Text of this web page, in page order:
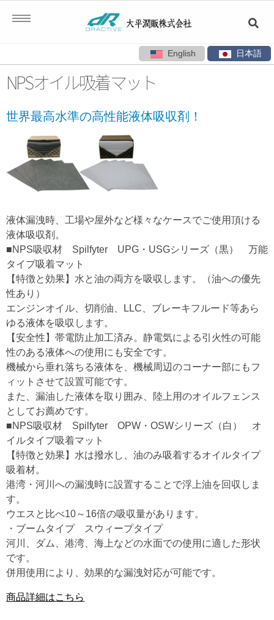
English 日本語
ン
キ
NPSオイル吸着マット
世界最高水準の高性能液体吸収剤！
液体漏洩時、工場や屋外など様々なケースでご使用頂ける
液体吸収剤。
■NPS吸収材 Spilfyter UPG・USGシリーズ（黒） 万能
タイプ吸着マット
【特徴と効果】水と油の両方を吸収します。（油への優先
性あり）
エンジンオイル、切削油、LLC、ブレーキフルード等あら
ゆる液体を吸収します。
【安全性】帯電防止加工済み。静電気による引火性の可能
性のある液体への使用にも安全です。
機械から垂れ落ちる液体を、機械周辺のコーナー部にもフ
ィットさせて設置可能です。
また、漏油した液体を取り囲み、陸上用のオイルフェンス
としてお薦めです。
■NPS吸収材 Spilfyter OPW・OSWシリーズ（白） オ
イルタイプ吸着マット
【特徴と効果】水は撥水し、油のみ吸着するオイルタイプ
吸着材。
港湾・河川への漏洩時に設置することで浮上油を回収しま
す。
ウエスと比べ10～16倍の吸収量があります。
・ブームタイプ スウィープタイプ
河川、ダム、港湾、海上などの水面での使用に適した形状
です。
併用使用により、効果的な漏洩対応が可能です。
商品詳細はこちら